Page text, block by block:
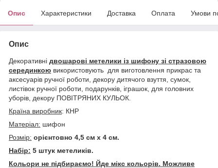
Опис Характеристики Доставка Оплата Умови
Опис
Декоративні двошарові метелики із шифону зі стразовою
серединкою використовують для виготовлення прикрас та
аксесуарів ручної роботи, декору дитячого взуття, сумок,
листівок ручної роботи, подарунків, іграшок, для головних
уборів, декору ПОВІТРЯНИХ КУЛЬОК.
Країна виробник: КНР
Матеріал: шифон
Розмір: орієнтовно 4,5 см х 4 см.
Набір: 5 штук метеликів.
Кольори не підбираємо! Йде мікс кольорів. Можливе